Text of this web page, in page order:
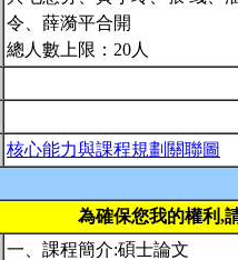
令、薛漪平合開
總人數上限：20人
核心能力與課程規劃關聯圖
為確保您我的權利,
一、課程簡介:碩士論文